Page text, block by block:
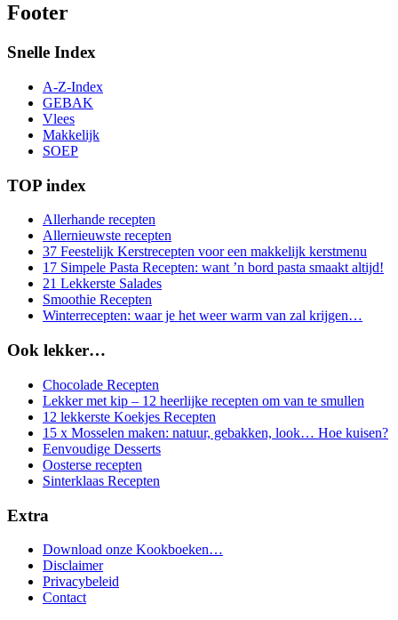
Footer
Snelle Index
A-Z-Index
GEBAK
Vlees
Makkelijk
SOEP
TOP index
Allerhande recepten
Allernieuwste recepten
37 Feestelijk Kerstrecepten voor een makkelijk kerstmenu
17 Simpele Pasta Recepten: want ’n bord pasta smaakt altijd!
21 Lekkerste Salades
Smoothie Recepten
Winterrecepten: waar je het weer warm van zal krijgen…
Ook lekker…
Chocolade Recepten
Lekker met kip – 12 heerlijke recepten om van te smullen
12 lekkerste Koekjes Recepten
15 x Mosselen maken: natuur, gebakken, look… Hoe kuisen?
Eenvoudige Desserts
Oosterse recepten
Sinterklaas Recepten
Extra
Download onze Kookboeken…
Disclaimer
Privacybeleid
Contact